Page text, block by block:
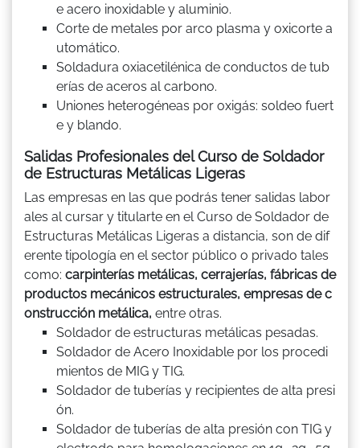
e acero inoxidable y aluminio.
Corte de metales por arco plasma y oxicorte a
utomático.
Soldadura oxiacetilénica de conductos de tub
erías de aceros al carbono.
Uniones heterogéneas por oxigás: soldeo fuert
e y blando.
Salidas Profesionales del Curso de Soldador
de Estructuras Metálicas Ligeras
Las empresas en las que podrás tener salidas labor
ales al cursar y titularte en el Curso de Soldador de
Estructuras Metálicas Ligeras a distancia, son de dif
erente tipología en el sector público o privado tales
como: carpinterías metálicas, cerrajerías, fábricas de
productos mecánicos estructurales, empresas de c
onstrucción metálica, entre otras.
Soldador de estructuras metálicas pesadas.
Soldador de Acero Inoxidable por los procedi
mientos de MIG y TIG.
Soldador de tuberías y recipientes de alta presi
ón.
Soldador de tuberías de alta presión con TIG y